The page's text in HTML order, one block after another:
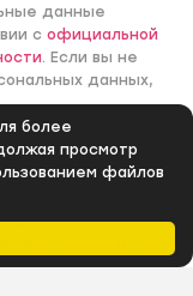
более
просмотр
файлов
данные
софициальной
. Если вы не
данных,
права